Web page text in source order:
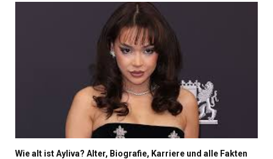
Wie alt ist Ayliva? Alter, Biografie, Karriere und alle Fakten